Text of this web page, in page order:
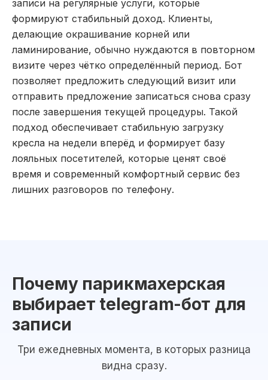
записи на регулярные услуги, которые
формируют стабильный доход. Клиенты,
делающие окрашивание корней или
ламинирование, обычно нуждаются в повторном
визите через чётко определённый период. Бот
позволяет предложить следующий визит или
отправить предложение записаться снова сразу
после завершения текущей процедуры. Такой
подход обеспечивает стабильную загрузку
кресла на недели вперёд и формирует базу
лояльных посетителей, которые ценят своё
время и современный комфортный сервис без
лишних разговоров по телефону.
Почему парикмахерская
выбирает telegram-бот для
записи
Три ежедневных момента, в которых разница
видна сразу.